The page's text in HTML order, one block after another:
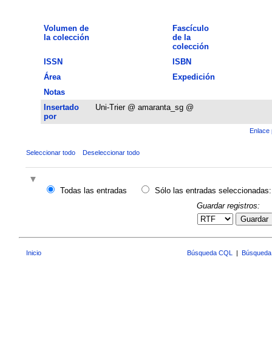
Volumen de
la colección
Fascículo
de la
colección
ISSN
ISBN
Área
Expedición
Notas
Insertado
por
Uni-Trier @ amaranta_sg @
Enlace
Seleccionar todo Deseleccionar todo
Todas las entradas
Sólo las entradas seleccionadas:
Guardar registros:
Guardar
Inicio Búsqueda CQL